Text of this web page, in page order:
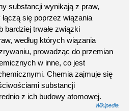
substancji wynikają z praw,
się poprzez wiązania
bardziej trwałe związki
według których wiązania
prowadząc do przemian
w inne, co jest
Chemia zajmuje się
substancji
z ich budowy atomowej.
Wikipedia